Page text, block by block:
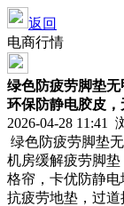
返回
电商行情
绿色防疲劳脚垫
环保防静电胶皮
2026-04-28 11:41
绿色防疲劳脚垫
机房缓解疲劳脚
格帘，卡优防静
抗疲劳地垫，过